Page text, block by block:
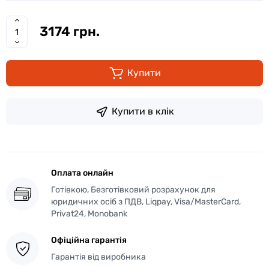
3174 грн.
Купити
Купити в клік
Оплата онлайн
Готівкою, Безготівковий розрахунок для
юридичних осіб з ПДВ, Liqpay, Visa/MasterCard,
Privat24, Monobank
Офіційна гарантія
Гарантія від виробника